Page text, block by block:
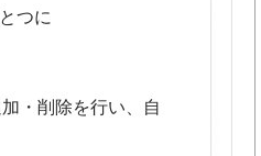
つに
・削除を行い、自